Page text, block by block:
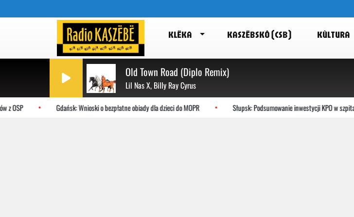
KLËKA KASZËBSKÔ (CSB) KÙLTURA
Old Town Road (Diplo Remix)
Lil Nas X, Billy Ray Cyrus
OSP Gdańsk: Wnioski o bezpłatne obiady dla dzieci do MOPR Słupsk: Podsumowanie inwestycji KPO w szpitalu